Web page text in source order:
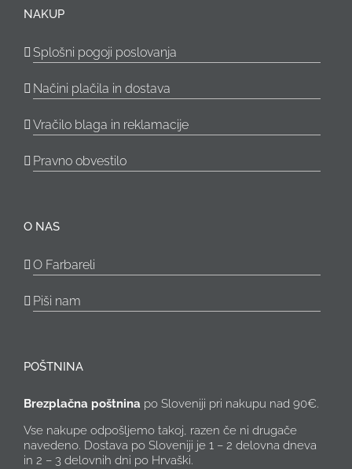
NAKUP
Splošni pogoji poslovanja
Načini plačila in dostava
Vračilo blaga in reklamacije
Pravno obvestilo
O NAS
O Farbareli
Piši nam
POŠTNINA
Brezplačna poštnina po Sloveniji pri nakupu nad 90€.
Vse nakupe odpošljemo takoj, razen če ni drugače
navedeno. Dostava po Sloveniji je 1 – 2 delovna dneva
in 2 – 3 delovnih dni po Hrvaški.